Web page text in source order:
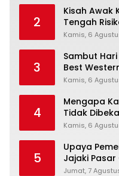
2
Kisah Awak
Tengah
Kamis, 6
3
Sambut
Best
Stay Diskon
Kamis, 6
4
Mengapa
Tidak
Kamis, 6
5
Upaya
Jajaki
Jumat, 7